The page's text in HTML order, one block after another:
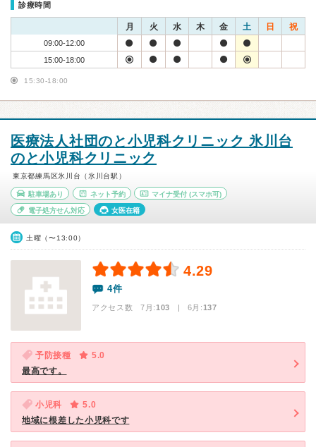
診療時間
月 火 水 木 金 土 日 祝
09:00-12:00
15:00-18:00
15:30-18:00
医療法人社団のと小児科クリニック 氷川台
のと小児科クリニック
東京都練馬区氷川台（氷川台駅）
駐車場あり ネット予約 マイナ受付 (スマホ可)
電子処方せん対応 女医在籍
土曜（〜13:00）
4.29
4件
アクセス数 7月:103 | 6月:137
予防接種
5.0
最高です。
小児科
5.0
地域に根差した小児科です